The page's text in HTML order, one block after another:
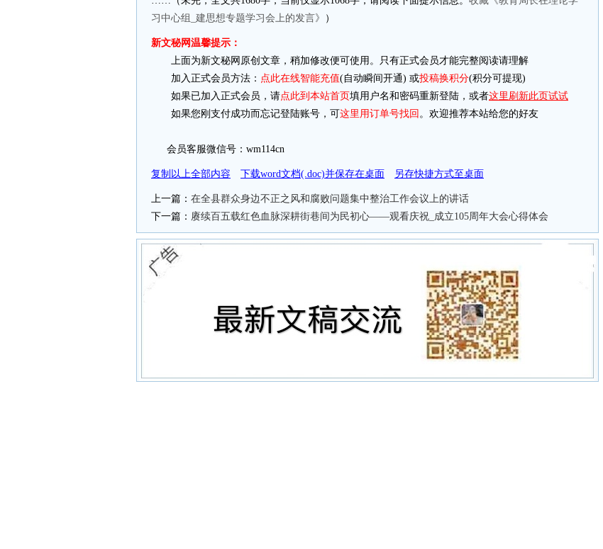
习中心组_建思想专题学习会上的发言》
）
新文秘网温馨提示：
上面为新文秘网原创文章，稍加修改便可使用。只有正式会员才能完整阅读请理解
加入正式会员方法： 点此在线智能充值(自动瞬间开通) 或投稿换积分(积分可提现)
如果已加入正式会员，请点此到本站首页填用户名和密码重新登陆，或者这里刷新此页试试
如果您刚支付成功而忘记登陆账号，可这里用订单号找回 。欢迎推荐本站给您的好友
会员客服微信号：wm114cn
复制以上全部内容 下载word文档(.doc)并保存在桌面 另存快捷方式至桌面
上一篇： 在全县群众身边不正之风和腐败问题集中整治工作会议上的讲话
下一篇： 赓续百五载红色血脉深耕街巷间为民初心——观看庆祝_成立105周年大会心得体会